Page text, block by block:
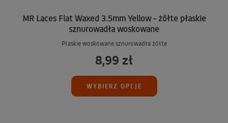
MR Laces Flat Waxed 3.5mm Yellow - żółte płaskie
sznurowadła woskowane
Płaskie woskowane sznurowadła żółte
8,99 zł
WYBIERZ OPCJE